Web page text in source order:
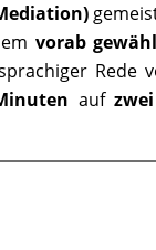
vorab
Rede
auf